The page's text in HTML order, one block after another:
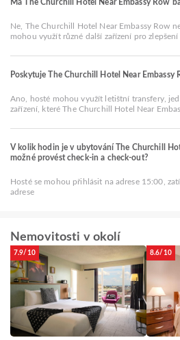
Má The Churchill Hotel Near Embassy Row
Ne, The Churchill Hotel Near Embassy Row
mohou využít různé další zařízení pro zlepšení
Poskytuje The Churchill Hotel Near Embassy
Ano, hosté mohou využít letištní transfery,
zařízení, které The Churchill Hotel Near
V kolik hodin je v ubytování The Churchill
možné provést check-in a check-out?
Hosté se mohou přihlásit na adrese 15:00,
adrese
Nemovitosti v okolí
7.9/10 8.6/10